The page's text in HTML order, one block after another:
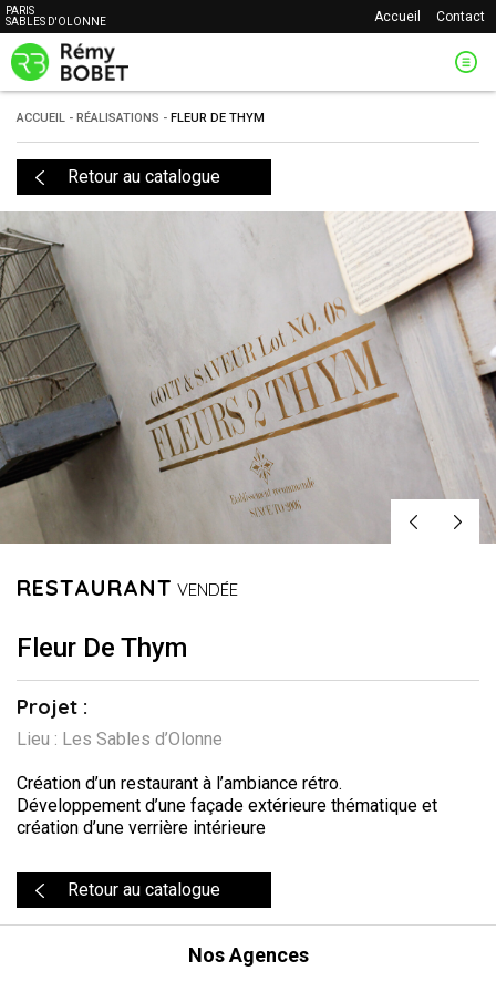
PARIS
SABLES D'OLONNE
Accueil Contact
ACCUEIL - RÉALISATIONS - FLEUR DE THYM
Retour au catalogue
RESTAURANT VENDÉE
Fleur De Thym
Projet :
Lieu : Les Sables d’Olonne
Création d’un restaurant à l’ambiance rétro.
Développement d’une façade extérieure thématique et
création d’une verrière intérieure
Retour au catalogue
Nos Agences